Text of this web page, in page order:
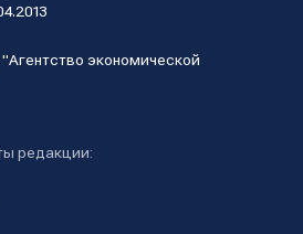
экономической
редакции: